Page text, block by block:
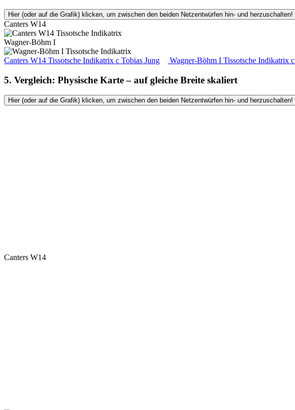
Hier (oder auf die Grafik) klicken, um zwischen den beiden Netzentwürfen hin- und herzuschalten!
Canters W14
Wagner-Böhm I
Canters W14 Tissotsche Indikatrix c Tobias Jung Wagner-Böhm I Tissotsche Indikatrix c
5. Vergleich: Physische Karte – auf gleiche Breite skaliert
Hier (oder auf die Grafik) klicken, um zwischen den beiden Netzentwürfen hin- und herzuschalten!
Canters W14